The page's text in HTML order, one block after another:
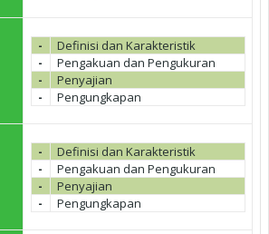
-
Definisi dan Karakteristik
-
Pengakuan dan Pengukuran
-
Penyajian
-
Pengungkapan
-
Definisi dan Karakteristik
-
Pengakuan dan Pengukuran
-
Penyajian
-
Pengungkapan